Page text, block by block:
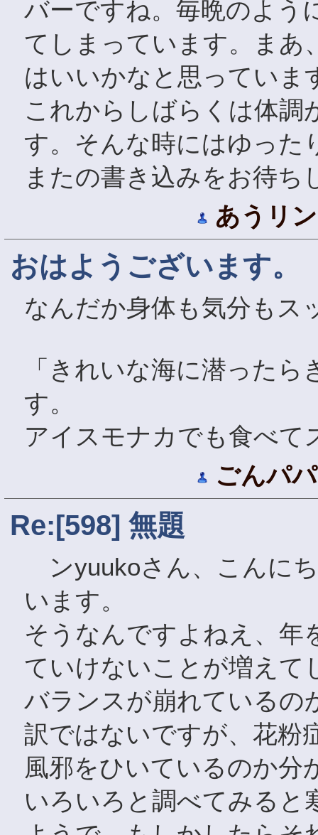
バーですね。毎晩のよう
てしまっています。まあ
はいいかなと思っていま
これからしばらくは体調
す。そんな時にはゆった
またの書き込みをお待ち
あうリン
おはようございます。
なんだか身体も気分もス
「きれいな海に潜った
す。
アイスモナカでも食べて
ごんパパ
Re:[598] 無題
ンyuukoさん、こんに
います。
そうなんですよねえ、年
ていけないことが増えて
バランスが崩れているの
訳ではないですが、花粉
風邪をひいているのか分
いろいろと調べてみると